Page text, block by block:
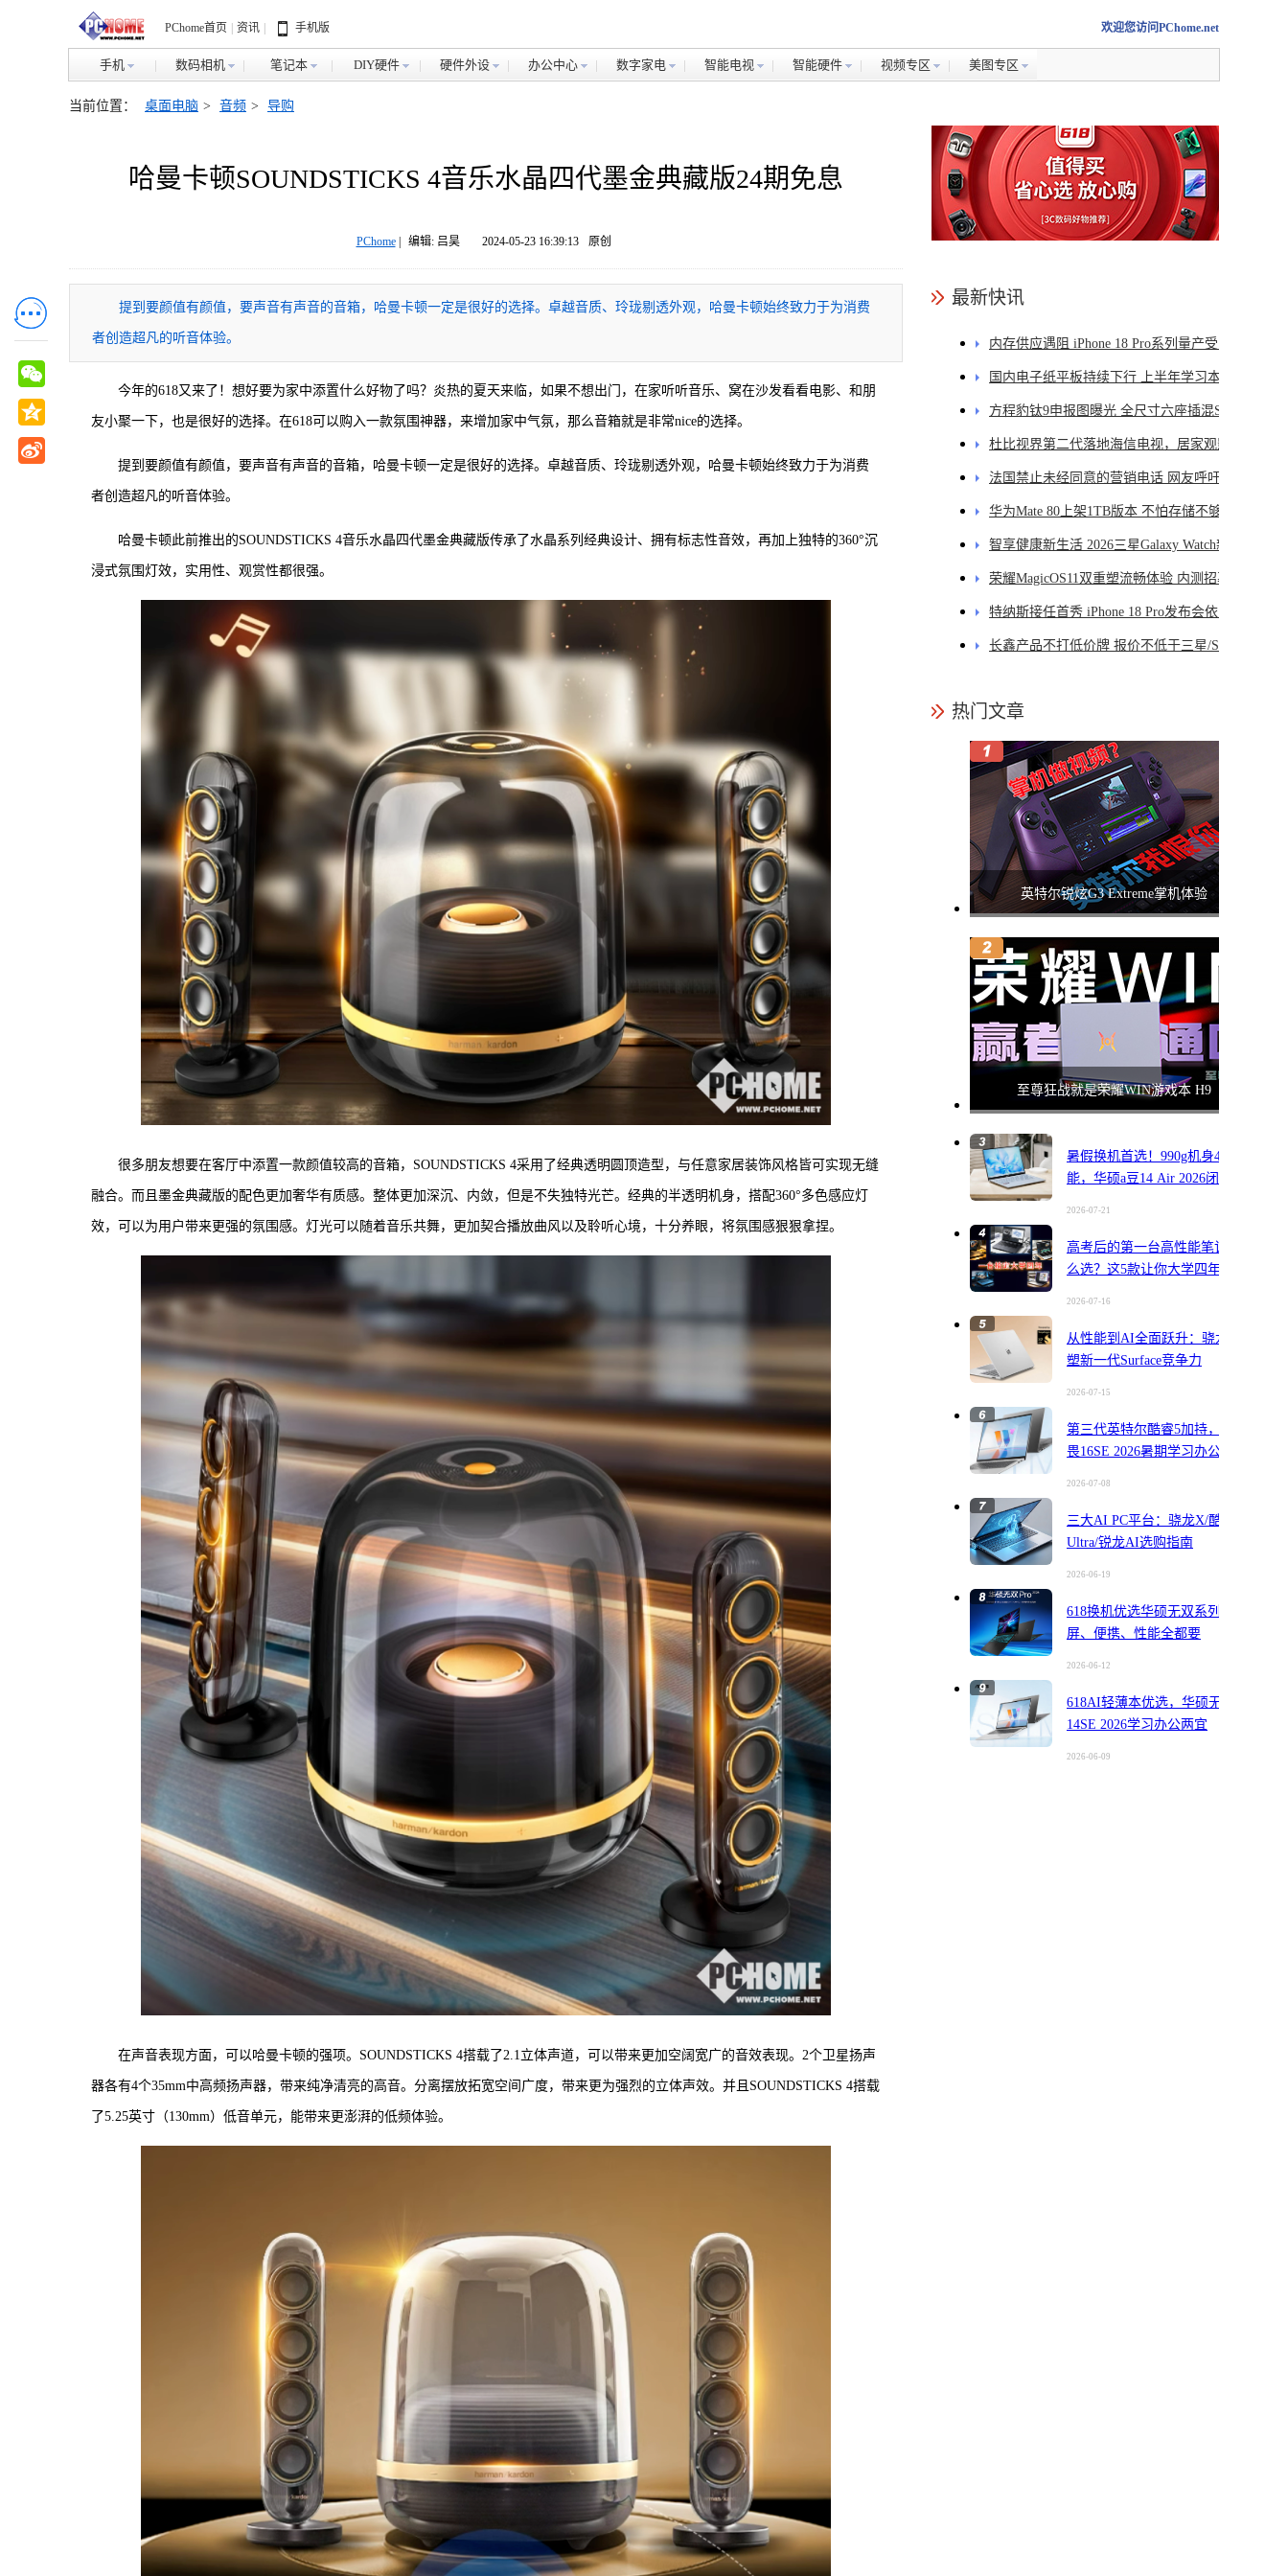
PChome首页 资讯 手机版 欢迎您访问PChome.net
手机 数码相机 笔记本 DIY硬件 硬件外设 办公中心 数字家电 智能电视 智能硬件 视频专区 美图专区
当前位置： 桌面电脑 > 音频 > 导购
哈曼卡顿SOUNDSTICKS 4音乐水晶四代墨金典藏版24期免息
PChome| 编辑: 吕昊 2024-05-23 16:39:13 原创
提到要颜值有颜值，要声音有声音的音箱，哈曼卡顿一定是很好的选择。卓越音质、玲珑剔透外观，哈曼卡顿始终致力于为消费
者创造超凡的听音体验。
今年的618又来了！想好要为家中添置什么好物了吗？炎热的夏天来临，如果不想出门，在家听听音乐、窝在沙发看看电影、和朋
友小聚一下，也是很好的选择。在618可以购入一款氛围神器，来增加家中气氛，那么音箱就是非常nice的选择。
提到要颜值有颜值，要声音有声音的音箱，哈曼卡顿一定是很好的选择。卓越音质、玲珑剔透外观，哈曼卡顿始终致力于为消费
者创造超凡的听音体验。
哈曼卡顿此前推出的SOUNDSTICKS 4音乐水晶四代墨金典藏版传承了水晶系列经典设计、拥有标志性音效，再加上独特的360°沉
浸式氛围灯效，实用性、观赏性都很强。
很多朋友想要在客厅中添置一款颜值较高的音箱，SOUNDSTICKS 4采用了经典透明圆顶造型，与任意家居装饰风格皆可实现无缝
融合。而且墨金典藏版的配色更加奢华有质感。整体更加深沉、内敛，但是不失独特光芒。经典的半透明机身，搭配360°多色感应灯
效，可以为用户带来更强的氛围感。灯光可以随着音乐共舞，更加契合播放曲风以及聆听心境，十分养眼，将氛围感狠狠拿捏。
在声音表现方面，可以哈曼卡顿的强项。SOUNDSTICKS 4搭载了2.1立体声道，可以带来更加空阔宽广的音效表现。2个卫星扬声
器各有4个35mm中高频扬声器，带来纯净清亮的高音。分离摆放拓宽空间广度，带来更为强烈的立体声效。并且SOUNDSTICKS 4搭载
了5.25英寸（130mm）低音单元，能带来更澎湃的低频体验。
最新快讯
内存供应遇阻 iPhone 18 Pro系列量产受限
国内电子纸平板持续下行 上半年学习本暴跌
84.6%
方程豹钛9申报图曝光 全尺寸六座插混SUV首
发DMS
杜比视界第二代落地海信电视，居家观影体验
能迎来哪些升级？
法国禁止未经同意的营销电话 网友呼吁国内跟
进
华为Mate 80上架1TB版本 不怕存储不够用了
智享健康新生活 2026三星Galaxy Watch新品正
式开售
荣耀MagicOS11双重塑流畅体验 内测招募开启
特纳斯接任首秀 iPhone 18 Pro发布会依旧录播
长鑫产品不打低价牌 报价不低于三星/SK海力
热门文章
英特尔锐炫G3 Extreme掌机体验
至尊狂战就是荣耀WIN游戏本 H9
暑假换机首选！990g机身45W性
能，华硕a豆14 Air 2026闭眼入
2026-07-21
高考后的第一台高性能笔记本怎
么选？这5款让你大学四年一步到
2026-07-16
从性能到AI全面跃升：骁龙X2重
塑新一代Surface竞争力
2026-07-15
第三代英特尔酷睿5加持，华硕无
畏16SE 2026暑期学习办公娱乐一
2026-07-08
三大AI PC平台：骁龙X/酷睿
Ultra/锐龙AI选购指南
2026-06-19
618换机优选华硕无双系列，大
屏、便携、性能全都要
2026-06-12
618AI轻薄本优选，华硕无畏
14SE 2026学习办公两宜
2026-06-09